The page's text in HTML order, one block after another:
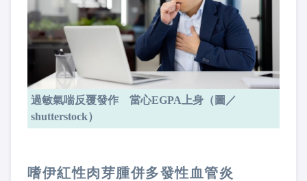
過敏氣喘反覆發作 當心EGPA上身（圖／
shutterstock）
嗜伊紅性肉芽腫併多發性血管炎